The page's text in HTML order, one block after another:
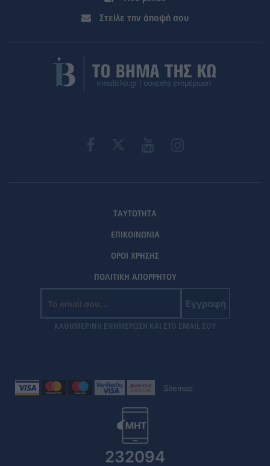
Στείλε την άποψή σου
ΤΑΥΤΟΤΗΤΑ
ΕΠΙΚΟΙΝΩΝΙΑ
ΟΡΟΙ ΧΡΗΣΗΣ
ΠΟΛΙΤΙΚΗ ΑΠΟΡΡΗΤΟΥ
Εγγραφή
ΚΑΘΗΜΕΡΙΝΗ ΕΝΗΜΕΡΩΣΗ ΚΑΙ ΣΤΟ EMAIL ΣΟΥ
Sitemap
232094